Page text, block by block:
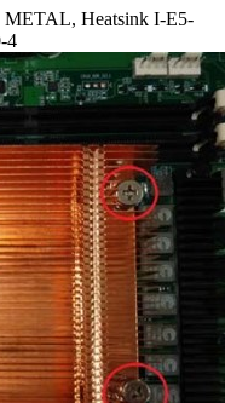
METAL, Heatsink I-E5-
4